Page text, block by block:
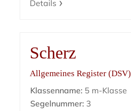
Details
Scherz
Allgemeines Register (DSV)
Klassenname: 5 m-Klasse
Segelnummer: 3